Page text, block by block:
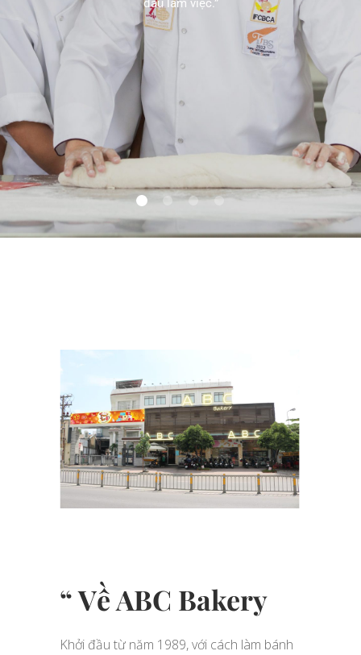
đầu làm việc.”
“ Về ABC Bakery
Khởi đầu từ năm 1989, với cách làm bánh